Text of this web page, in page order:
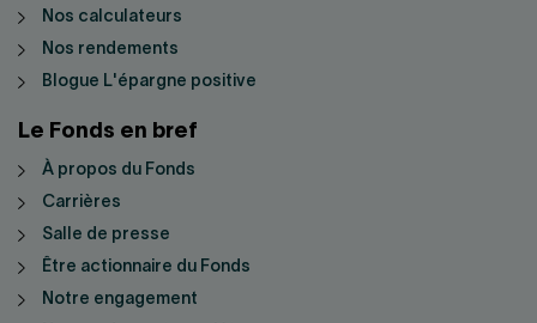
Nos calculateurs
Nos rendements
Blogue L'épargne positive
Le Fonds en bref
À propos du Fonds
Carrières
Salle de presse
Être actionnaire du Fonds
Notre engagement